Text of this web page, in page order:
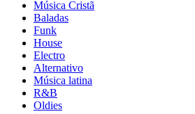
Música Cristã
Baladas
Funk
House
Electro
Alternativo
Música latina
R&B
Oldies